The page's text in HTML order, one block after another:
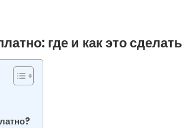
где и как это сделать